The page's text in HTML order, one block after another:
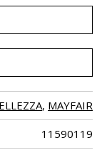
fil guipé
, MAYFAIR
11590119